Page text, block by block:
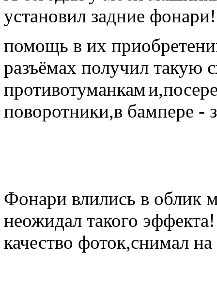
установил задние
помощь в их
разъёмах получил такую
противотуманкам
поворотники,в бампере -
Фонари влились в облик
неожидал такого
качество фоток,снимал